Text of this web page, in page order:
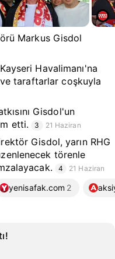
Markus Gisdol
Havalimanı'na
taraftarlar coşkuyla
Gisdol'un
etti.
3 21 Haziran
Gisdol, yarın RHG
törenle
4 21 Haziran
yenisafak.com 2